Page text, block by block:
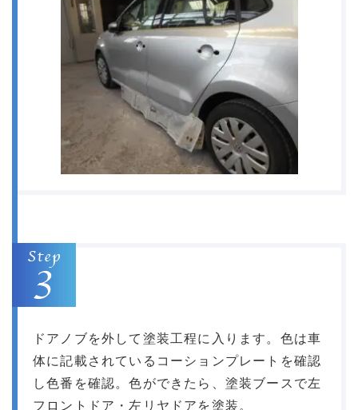
ドアノブを外して塗装工程に入ります。色は車
体に記載されているコーションプレートを確認
し色番を確認。色ができたら、塗装ブースで左
フロントドア・左リヤドアを塗装。